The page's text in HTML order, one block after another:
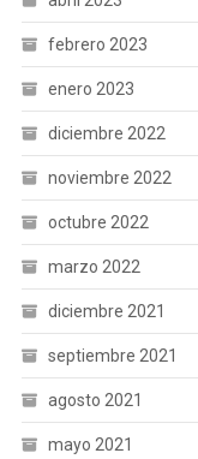
febrero 2023
enero 2023
diciembre 2022
noviembre 2022
octubre 2022
marzo 2022
diciembre 2021
septiembre 2021
agosto 2021
mayo 2021